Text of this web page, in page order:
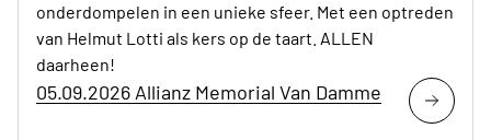
onderdompelen in een unieke sfeer. Met een optreden
van Helmut Lotti als kers op de taart. ALLEN
daarheen!
05.09.2026 Allianz Memorial Van Damme